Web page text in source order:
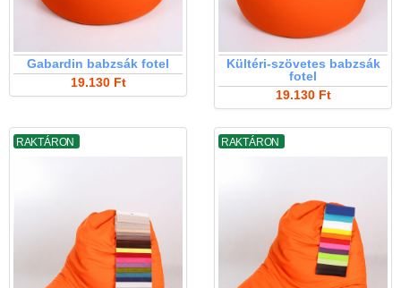
Gabardin babzsák fotel
19.130 Ft
Kültéri-szövetes babzsák
fotel
19.130 Ft
RAKTÁRON RAKTÁRON